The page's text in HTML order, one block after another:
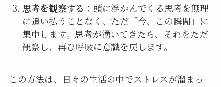
思考を観察する ：頭に浮かんでくる思考を無理
に追い払うことなく、ただ「今、この瞬間」に
集中します。思考が湧いてきたら、それをただ
観察し、再び呼吸に意識を戻します。
この方法は、日々の生活の中でストレスが溜まっ